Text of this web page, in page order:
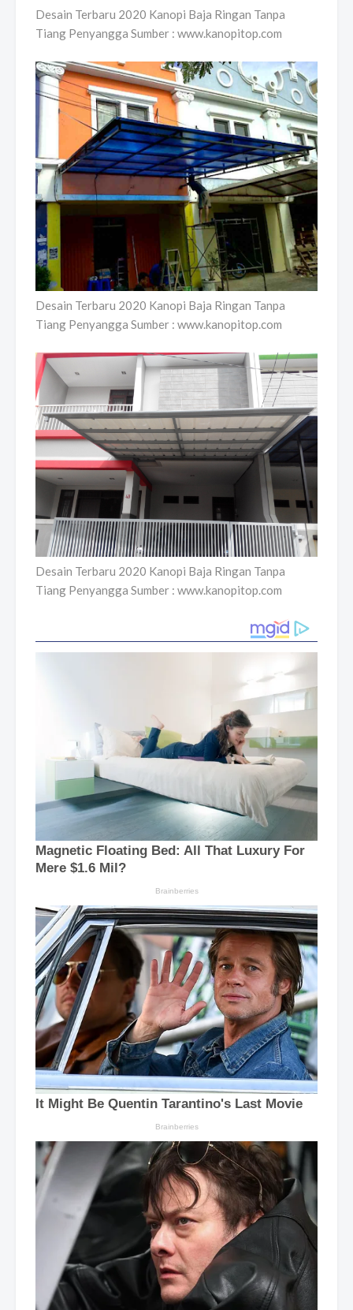
Desain Terbaru 2020 Kanopi Baja Ringan Tanpa
Tiang Penyangga Sumber : www.kanopitop.com
Desain Terbaru 2020 Kanopi Baja Ringan Tanpa
Tiang Penyangga Sumber : www.kanopitop.com
Desain Terbaru 2020 Kanopi Baja Ringan Tanpa
Tiang Penyangga Sumber : www.kanopitop.com